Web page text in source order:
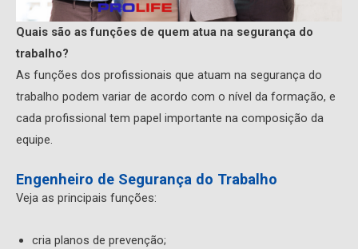
Quais são as funções de quem atua na segurança do
trabalho?
As funções dos profissionais que atuam na segurança do
trabalho podem variar de acordo com o nível da formação, e
cada profissional tem papel importante na composição da
equipe.
Engenheiro de Segurança do Trabalho
Veja as principais funções:
cria planos de prevenção;